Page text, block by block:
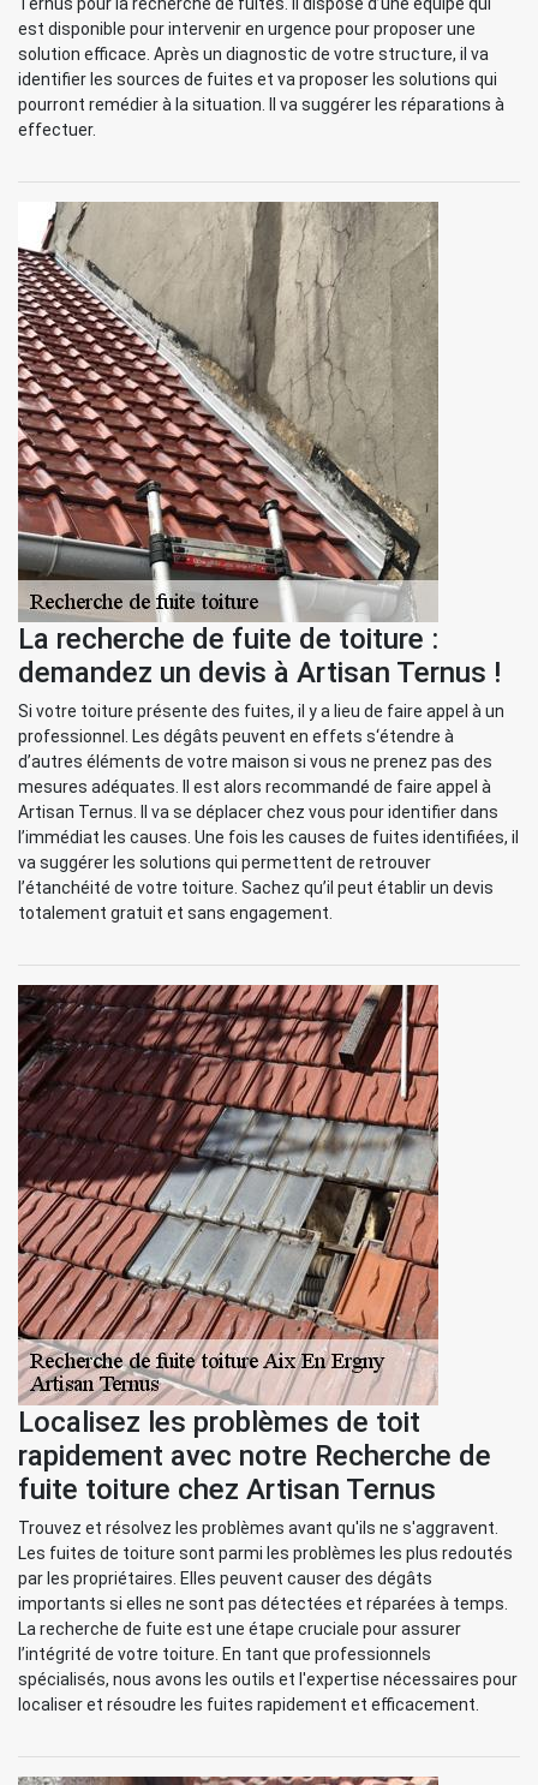
est disponible pour intervenir en urgence pour proposer une
solution efficace. Après un diagnostic de votre structure, il va
identifier les sources de fuites et va proposer les solutions qui
pourront remédier à la situation. Il va suggérer les réparations à
effectuer.
La recherche de fuite de toiture :
demandez un devis à Artisan Ternus !
Si votre toiture présente des fuites, il y a lieu de faire appel à un
professionnel. Les dégâts peuvent en effets s‘étendre à
d’autres éléments de votre maison si vous ne prenez pas des
mesures adéquates. Il est alors recommandé de faire appel à
Artisan Ternus. Il va se déplacer chez vous pour identifier dans
l’immédiat les causes. Une fois les causes de fuites identifiées, il
va suggérer les solutions qui permettent de retrouver
l’étanchéité de votre toiture. Sachez qu’il peut établir un devis
totalement gratuit et sans engagement.
Localisez les problèmes de toit
rapidement avec notre Recherche de
fuite toiture chez Artisan Ternus
Trouvez et résolvez les problèmes avant qu'ils ne s'aggravent.
Les fuites de toiture sont parmi les problèmes les plus redoutés
par les propriétaires. Elles peuvent causer des dégâts
importants si elles ne sont pas détectées et réparées à temps.
La recherche de fuite est une étape cruciale pour assurer
l’intégrité de votre toiture. En tant que professionnels
spécialisés, nous avons les outils et l'expertise nécessaires pour
localiser et résoudre les fuites rapidement et efficacement.